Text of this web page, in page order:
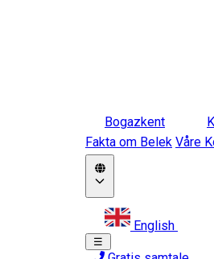
Bogazkent
Fakta om Belek Våre
English
☰